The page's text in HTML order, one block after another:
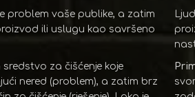
problem vaše publike, a zatim
ili uslugu kao savršeno
za čišćenje koje
nered (problem), a zatim brz